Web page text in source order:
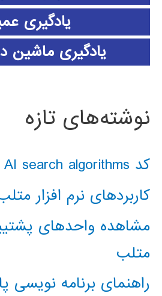
یادگیری
یادگیری ماشین
نوشته‌های تازه
کد classical AI search algorithms
کاربردهای نرم افزار
مشاهده واحدهای
متلب
راهنمای برنامه نویسی